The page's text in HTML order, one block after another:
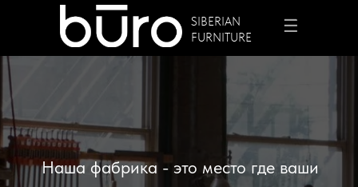
☰
SIBERIAN
FURNITURE
+7 913 912 3656
Наша фабрика - это место где ваши
мечты и идеи превращаются в
реальность. Место - которым мы
гордимся.